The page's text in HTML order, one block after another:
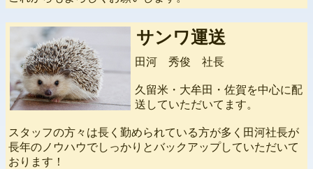
サンワ運送
田河 秀俊 社長
久留米・大牟田・佐賀を中心に配
送していただいてます。
スタッフの方々は長く勤められている方が多く田河社長が
長年のノウハウでしっかりとバックアップしていただいて
おります！